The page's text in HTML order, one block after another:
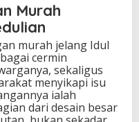
Murah
murah jelang Idul
cermin
sekaligus
menyikapi isu
ialah
dari desain besar